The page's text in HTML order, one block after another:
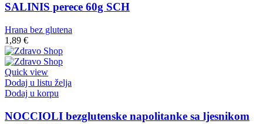
SALINIS perece 60g SCH
Hrana bez glutena
1,89 €
Quick view
Dodaj u listu želja
Dodaj u korpu
NOCCIOLI bezglutenske napolitanke sa ljesnikom